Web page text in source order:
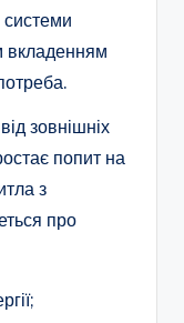
системи
вкладенням
зовнішніх
попит на
з
про